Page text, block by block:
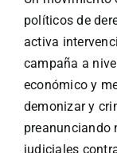
políticos de
activa
campaña a
económico y
demonizar y
preanunciando
judiciales